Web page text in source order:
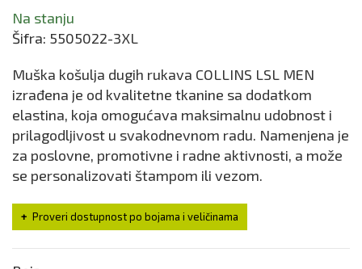
Na stanju
Šifra: 5505022-3XL
Muška košulja dugih rukava COLLINS LSL MEN
izrađena je od kvalitetne tkanine sa dodatkom
elastina, koja omogućava maksimalnu udobnost i
prilagodljivost u svakodnevnom radu. Namenjena je
za poslovne, promotivne i radne aktivnosti, a može
se personalizovati štampom ili vezom.
Proveri dostupnost po bojama i veličinama